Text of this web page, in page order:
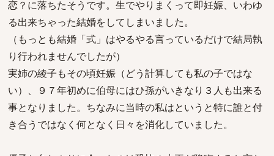
恋？に落ちたそうです。生でやりまくって即妊娠、いわゆ
る出来ちゃった結婚をしてしまいました。
（もっとも結婚「式」はやるやる言っているだけで結局執
り行われませんでしたが）
実姉の綾子もその頃妊娠（どう計算しても私の子ではな
い）、９７年初めに伯母にはひ孫がいきなり３人も出来る
事となりました。ちなみに当時の私はというと特に誰と付
き合うではなく何となく日々を消化していました。